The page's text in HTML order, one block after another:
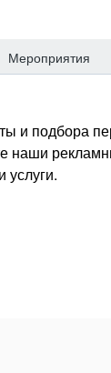
Мероприятия
и подбора
наши
услуги.